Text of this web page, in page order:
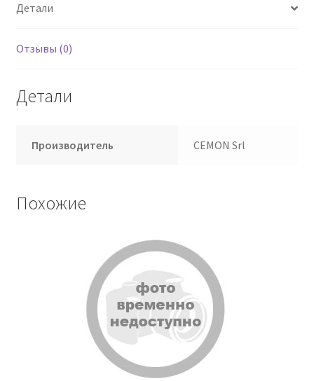
Детали
Отзывы (0)
Детали
Производитель CEMON Srl
Похожие